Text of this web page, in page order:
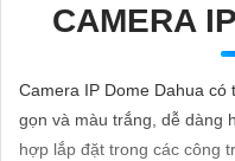
TƯ
VẤN
LẮP
CAMERA
Camera IP Dome Dahua
gọn và màu trắng, dễ dàng
hợp lắp đặt trong các công